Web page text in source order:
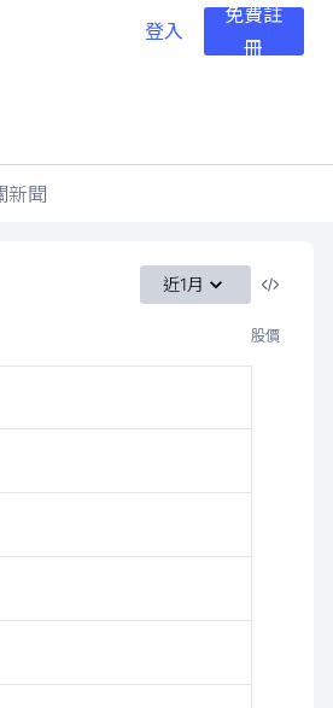
登入
免費註
冊
新聞
近1月